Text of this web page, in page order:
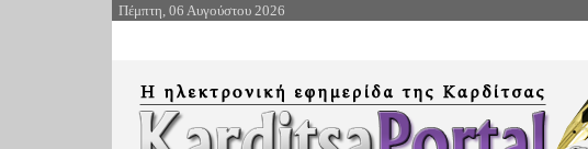
Πέμπτη, 06 Αυγούστου 2026